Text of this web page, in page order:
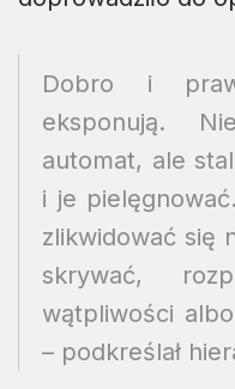
Dobro i
eksponują.
automat, ale
i je
zlikwidować się
skrywać,
wątpliwości
– podkreślał